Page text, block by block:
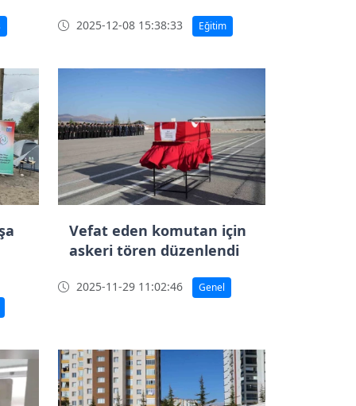
2025-12-08 15:38:33 Eğitim
Vefat eden komutan için
askeri tören düzenlendi
2025-11-29 11:02:46 Genel